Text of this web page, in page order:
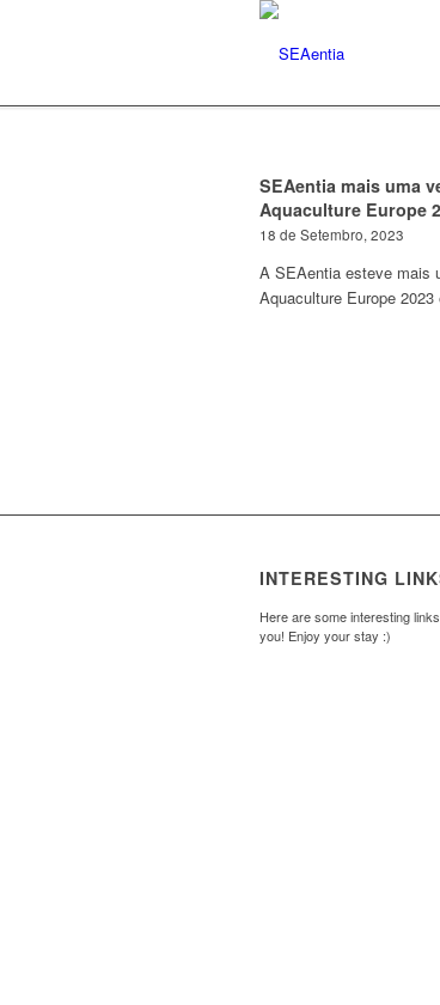
SEAentia mais uma
Aquaculture Europe
18 de Setembro, 2023
A SEAentia esteve mais
Aquaculture Europe 2023
INTERESTING
Here are some interesting
you! Enjoy your stay :)